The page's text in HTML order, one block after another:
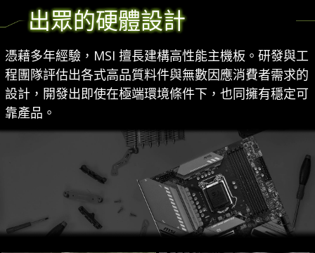
出眾的硬體設計
憑藉多年經驗，MSI 擅長建構高性能主機板。研發與工
程團隊評估出各式高品質料件與無數因應消費者需求的
設計，開發出即使在極端環境條件下，也同擁有穩定可
靠產品。